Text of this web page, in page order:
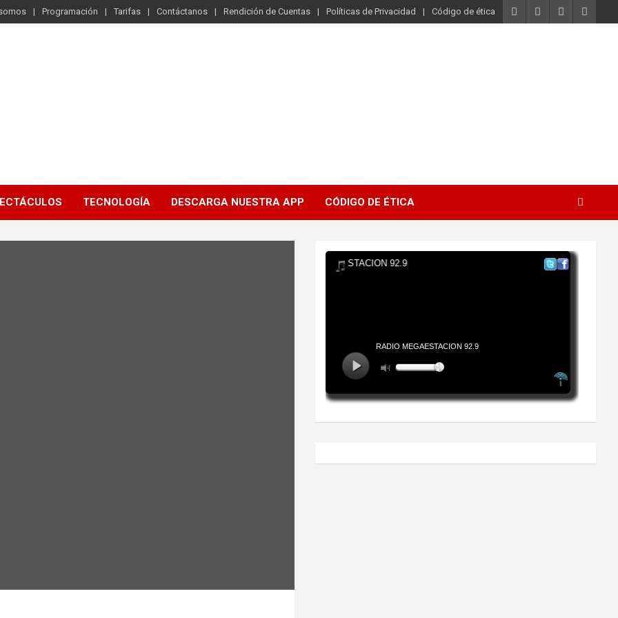
Programación Tarifas Contáctanos Rendición de Cuentas Políticas de Privacidad Código de ética
TECNOLOGÍA DESCARGA NUESTRA APP CÓDIGO DE ÉTICA